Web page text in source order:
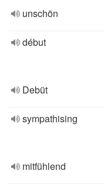
unschön
début
Debüt
sympathising
mitfühlend